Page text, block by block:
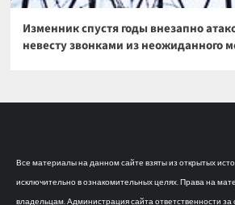
Изменник спустя годы внезапно
невесту звонками из неожиданного
Все материалы на данном сайте взяты из открытых
исключительно в ознакомительных целях. Права на
владельцам. Администрация сайта ответственности